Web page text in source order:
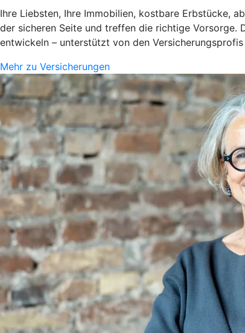
Ihre Liebsten, Ihre Immobilien, kostbare Erbstücke,
der sicheren Seite und treffen die richtige Vorsorge.
entwickeln – unterstützt von den
Mehr zu Versicherungen